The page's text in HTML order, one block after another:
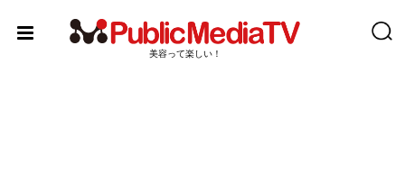
content
美容って楽しい！